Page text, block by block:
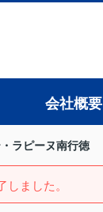
会社概要
ラピーヌ南行徳
しました。